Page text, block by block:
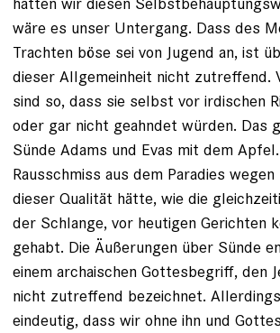
wäre es unser Untergang. Dass des
Trachten böse sei von Jugend an, ist
dieser Allgemeinheit nicht zutreffend.
sind so, dass sie selbst vor irdischen
oder gar nicht geahndet würden. Das
Sünde Adams und Evas mit dem
Rausschmiss aus dem Paradies
dieser Qualität hätte, wie die
der Schlange, vor heutigen Gerichten
gehabt. Die Äußerungen über Sünde
einem archaischen Gottesbegriff, den
nicht zutreffend bezeichnet.
eindeutig, dass wir ohne ihn und